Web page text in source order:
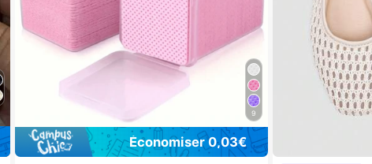
9
Économiser 0,03€